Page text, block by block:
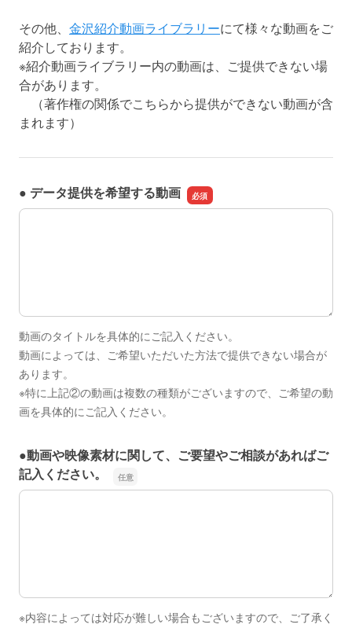
その他、 金沢紹介動画ライブラリーにて様々な動画をご
紹介しております。
※紹介動画ライブラリー内の動画は、ご提供できない場
合があります。
（著作権の関係でこちらから提供ができない動画が含
まれます）
● データ提供を希望する動画
● データ提供を希望する動画
動画のタイトルを具体的にご記入ください。
動画によっては、ご希望いただいた方法で提供できない場合が
あります。
※特に上記②の動画は複数の種類がございますので、ご希望の動
画を具体的にご記入ください。
●動画や映像素材に関して、ご要望やご相談があればご
記入ください。
●動画や映像素材に関して、ご要望やご相談があればご記
※内容によっては対応が難しい場合もございますので、ご了承く